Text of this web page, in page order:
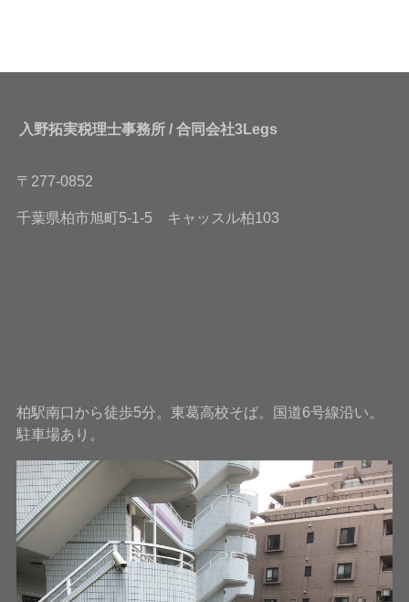
入野拓実税理士事務所 / 合同会社3Legs
〒277-0852
千葉県柏市旭町5-1-5 キャッスル柏103
柏駅南口から徒歩5分。東葛高校そば。国道6号線沿い。
駐車場あり。